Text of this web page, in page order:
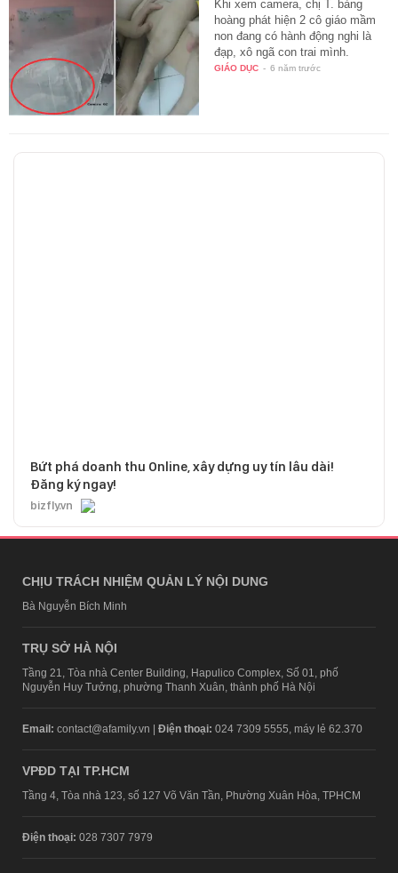
Khi xem camera, chị T. bàng
hoàng phát hiện 2 cô giáo mầm
non đang có hành động nghi là
đạp, xô ngã con trai mình.
GIÁO DỤC - 6 năm trước
Bứt phá doanh thu Online, xây dựng uy tín lâu dài!
Đăng ký ngay!
bizfly.vn
CHỊU TRÁCH NHIỆM QUẢN LÝ NỘI DUNG
Bà Nguyễn Bích Minh
TRỤ SỞ HÀ NỘI
Tầng 21, Tòa nhà Center Building, Hapulico Complex, Số 01, phố
Nguyễn Huy Tưởng, phường Thanh Xuân, thành phố Hà Nội
Email: contact@afamily.vn | Điện thoại: 024 7309 5555, máy lẻ 62.370
VPĐD TẠI TP.HCM
Tầng 4, Tòa nhà 123, số 127 Võ Văn Tần, Phường Xuân Hòa, TPHCM
Điện thoại: 028 7307 7979